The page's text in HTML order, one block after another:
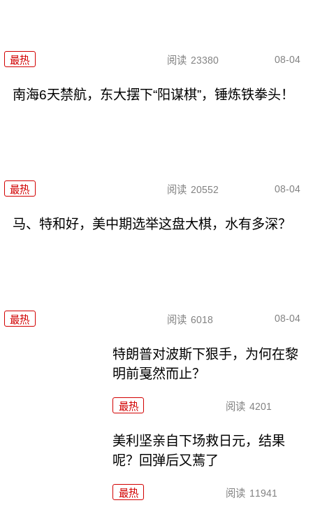
最热 阅读 23380 08-04
南海6天禁航，东大摆下“阳谋棋”，锤炼铁拳头！
最热 阅读 20552 08-04
马、特和好，美中期选举这盘大棋，水有多深？
最热 阅读 6018 08-04
特朗普对波斯下狠手，为何在黎
明前戛然而止？
最热 阅读 4201
美利坚亲自下场救日元，结果
呢？回弹后又蔫了
最热 阅读 11941